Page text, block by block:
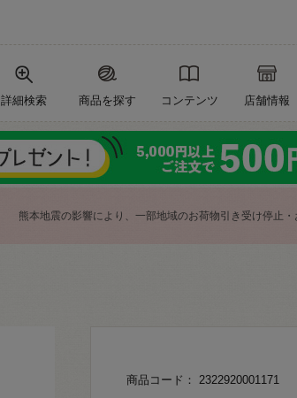
詳細検索 商品を探す コンテンツ 店舗情報
熊本地震の影響により、一部地域のお荷物引き受け停止
商品コード： 2322920001171